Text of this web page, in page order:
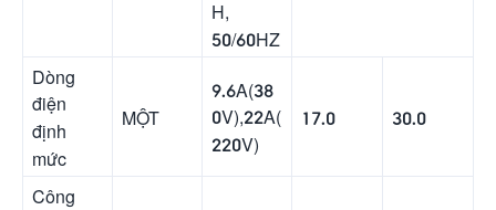
H,
50/60HZ
Dòng
điện
định
mức
MỘT
9.6A(38
0V),22A(
220V)
17.0 30.0
Công